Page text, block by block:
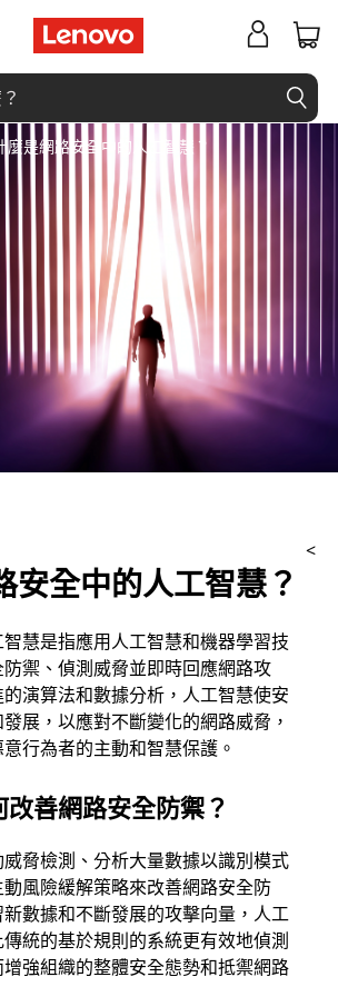
是網路安全中的人工智慧？
安全中的人工智慧？
慧是指應用人工智慧和機器學習技
禦、偵測威脅並即時回應網路攻
演算法和數據分析，人工智慧使安
展，以應對不斷變化的網路威脅，
行為者的主動和智慧保護。
善網路安全防禦？
脅檢測、分析大量數據以識別模式
風險緩解策略來改善網路安全防
數據和不斷發展的攻擊向量，人工
統的基於規則的系統更有效地偵測
強組織的整體安全態勢和抵禦網路
<